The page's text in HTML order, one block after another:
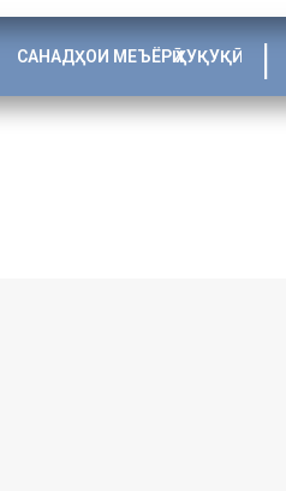
САНАДҲОИ МЕЪЁРӢ ҲУҚУҚӢ